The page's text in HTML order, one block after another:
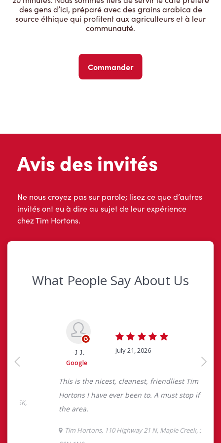
des gens d’ici, préparé avec des grains arabica de
source éthique qui profitent aux agriculteurs et à leur
communauté.
Commander
Avis des invités
Ne nous croyez pas sur parole; lisez ce que d’autres
invités ont eu à dire au sujet de leur expérience
chez Tim Hortons.